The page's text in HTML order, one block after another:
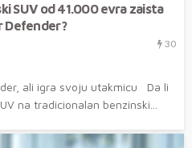
SUV od 41.000 evra zaista
Defender?
30
ali igra svoju utakmicu Da li
na tradicionalan benzinski...